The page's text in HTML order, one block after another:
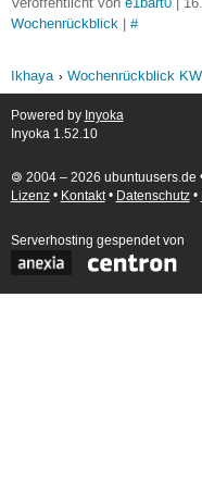
Veröffentlicht von e1bart0| 16.
Wochenrückblick| #
Ikhaya Wochenrückblick
Powered by Inyoka
Inyoka 1.52.10
🄯 2004 – 2026 ubuntuusers.de
Lizenz• Kontakt• Datenschutz•
Serverhosting gespendet von